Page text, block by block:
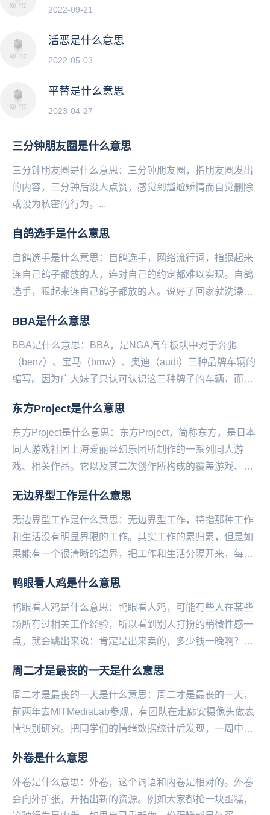
2022-09-21
活恶是什么意思
2022-05-03
平替是什么意思
2023-04-27
三分钟朋友圈是什么意思
三分钟朋友圈是什么意思：三分钟朋友圈，指‌‌‌‌‌‌‌‌朋友圈发出
的内容，三分钟后没人点赞，感觉到尴尬矫情而自觉删除
或设为私密的行为。...
自鸽选手是什么意思
自鸽选手是什么意思：自鸽选手，网络流行词，指狠起来
连自己鸽子都放的人，连对自己的约定都难以实现。自鸽
选手，狠起来连自己鸽子都放的人。说好了回家就洗澡
会...
BBA是什么意思
BBA是什么意思：BBA，是NGA汽车板块中对于奔驰
（benz）、宝马（bmw）、奥迪（audi）三种品牌车辆的
缩写。因为广大妹子只认可认识这三种牌子的车辆，而被
东方Project是什么意思
东方Project是什么意思：东方Project，简称东方，是日本
同人游戏社团上海爱丽丝幻乐团所制作的一系列同人游
戏、相关作品。它以及其二次创作所构成的覆盖游戏、动
无边界型工作是什么意思
无边界型工作是什么意思：无边界型工作，特指那种工作
和生活没有明显界限的工作。其实工作的累归累，但是如
果能有一个很清晰的边界，把工作和生活分隔开来，每天
—...
鸭眼看人鸡是什么意思
鸭眼看人鸡是什么意思：鸭眼看人鸡，可能有些人在某些
场所有过相关工作经验，所以看到别人打扮的稍微性感一
点，就会跳出来说：肯定是出来卖的，多少钱一晚啊？
周二才是最丧的一天是什么意思
周二才是最丧的一天是什么意思：周二才是最丧的一天，
前两年去MITMediaLab参观，有团队在走廊安摄像头做表
情识别研究。把同学们的情绪数据统计后发现，一周中最
外卷是什么意思
外卷是什么意思：外卷，这个词语和内卷是相对的。外卷
会向外扩张，开拓出新的资源。例如大家都抢一块蛋糕，